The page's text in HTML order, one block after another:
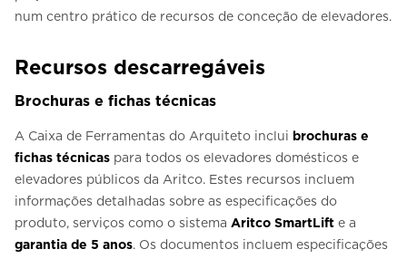
num centro prático de recursos de conceção de elevadores.
Recursos descarregáveis
Brochuras e fichas técnicas
A Caixa de Ferramentas do Arquiteto inclui brochuras e
fichas técnicas para todos os elevadores domésticos e
elevadores públicos da Aritco. Estes recursos incluem
informações detalhadas sobre as especificações do
produto, serviços como o sistema Aritco SmartLift e a
garantia de 5 anos. Os documentos incluem especificações